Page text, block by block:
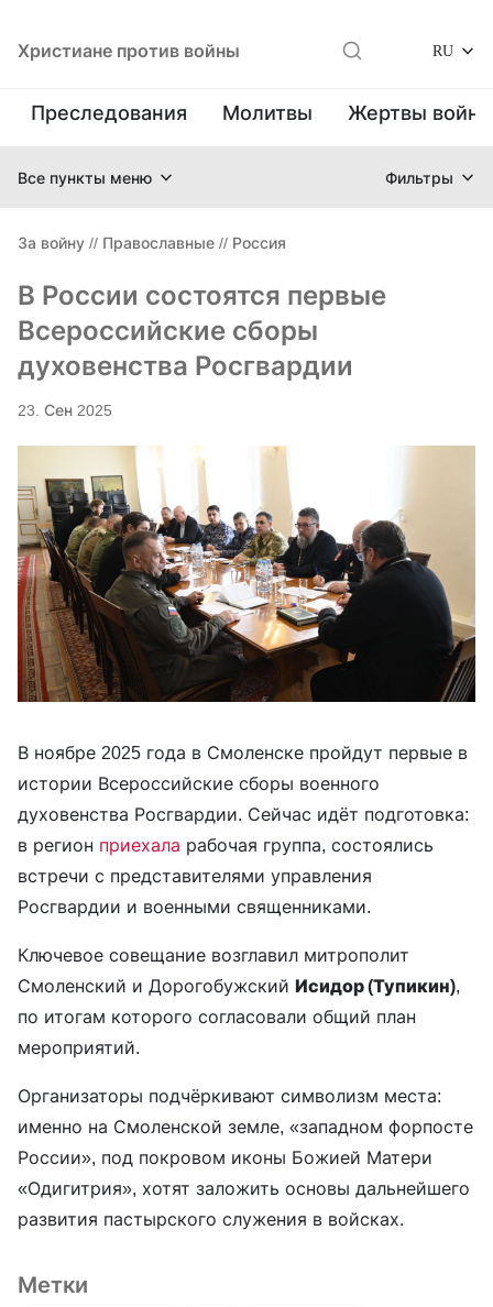
Христиане против войны RU
Преследования Молитвы Жертвы
Все пункты меню Фильтры
За войну // Православные // Россия
В России состоятся первые
Всероссийские сборы
духовенства Росгвардии
23. Сен 2025
В ноябре 2025 года в Смоленске пройдут первые в
истории Всероссийские сборы военного
духовенства Росгвардии. Сейчас идёт подготовка:
в регион приехала рабочая группа, состоялись
встречи с представителями управления
Росгвардии и военными священниками.
Ключевое совещание возглавил митрополит
Смоленский и Дорогобужский Исидор (Тупикин),
по итогам которого согласовали общий план
мероприятий.
Организаторы подчёркивают символизм места:
именно на Смоленской земле, «западном форпосте
России», под покровом иконы Божией Матери
«Одигитрия», хотят заложить основы дальнейшего
развития пастырского служения в войсках.
Метки